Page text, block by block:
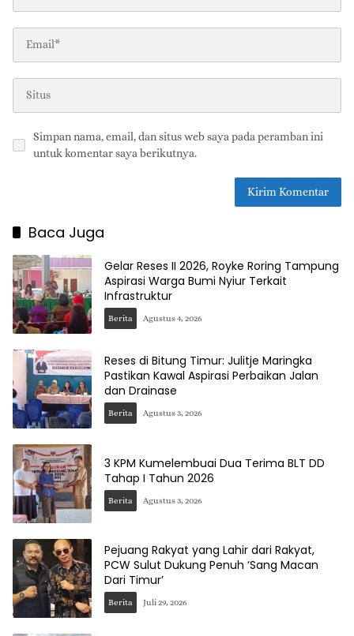
Simpan nama, email, dan situs web saya pada peramban ini
untuk komentar saya berikutnya.
Baca Juga
Gelar Reses II 2026, Royke Roring Tampung
Aspirasi Warga Bumi Nyiur Terkait
Infrastruktur
Berita Agustus 4, 2026
Reses di Bitung Timur: Julitje Maringka
Pastikan Kawal Aspirasi Perbaikan Jalan
dan Drainase
Berita Agustus 3, 2026
3 KPM Kumelembuai Dua Terima BLT DD
Tahap I Tahun 2026
Berita Agustus 3, 2026
Pejuang Rakyat yang Lahir dari Rakyat,
PCW Sulut Dukung Penuh ‘Sang Macan
Dari Timur’
Berita Juli 29, 2026